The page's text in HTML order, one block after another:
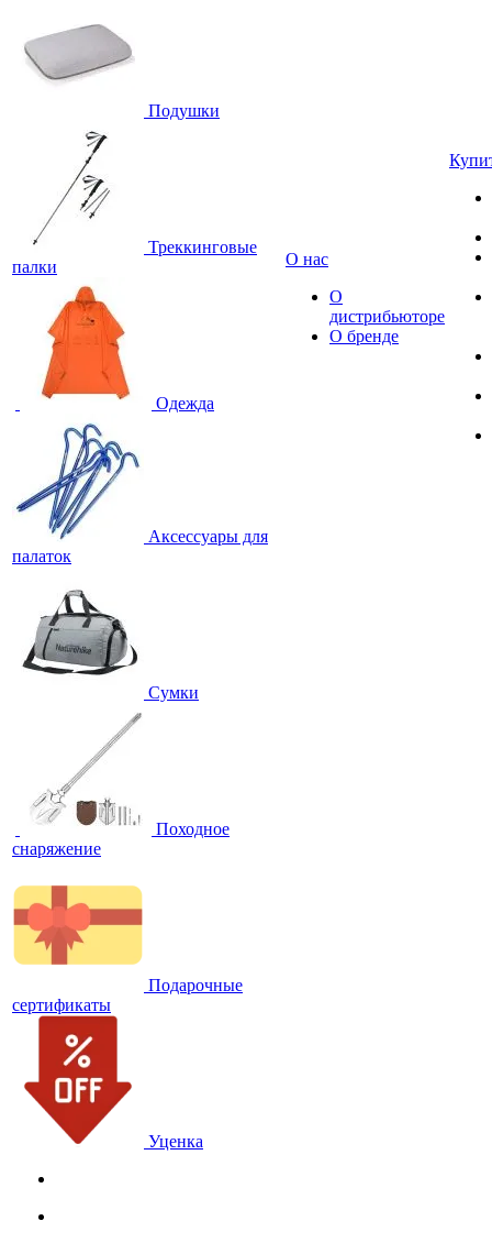
Подушки
Треккинговые
палки
Одежда
Аксессуары для
палаток
Сумки
Походное
снаряжение
Подарочные
сертификаты
Уценка
О нас
О
дистрибьюторе
О бренде